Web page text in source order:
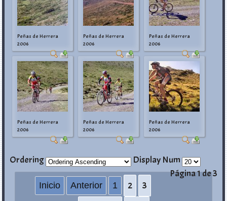
Peñas de Herrera
2006
Peñas de Herrera
2006
Peñas de Herrera
2006
Peñas de Herrera
2006
Peñas de Herrera
2006
Peñas de Herrera
2006
Ordering
Display Num
Página 1 de 3
Inicio Anterior 1 2
3